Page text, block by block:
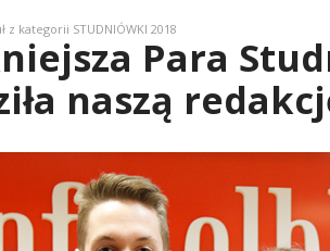
z kategorii STUDNIÓWKI 2018
Para
naszą